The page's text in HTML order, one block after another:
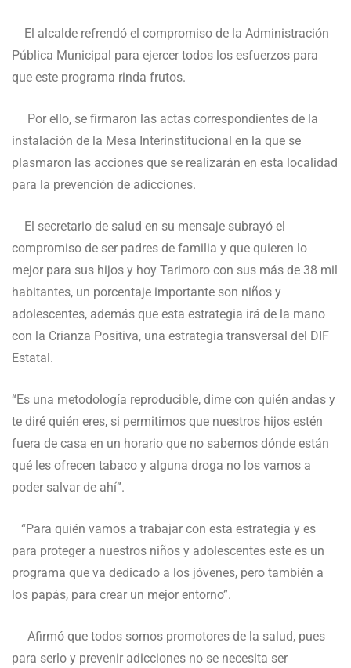
El alcalde refrendó el compromiso de la Administración
Pública Municipal para ejercer todos los esfuerzos para
que este programa rinda frutos.
Por ello, se firmaron las actas correspondientes de la
instalación de la Mesa Interinstitucional en la que se
plasmaron las acciones que se realizarán en esta localidad
para la prevención de adicciones.
El secretario de salud en su mensaje subrayó el
compromiso de ser padres de familia y que quieren lo
mejor para sus hijos y hoy Tarimoro con sus más de 38 mil
habitantes, un porcentaje importante son niños y
adolescentes, además que esta estrategia irá de la mano
con la Crianza Positiva, una estrategia transversal del DIF
Estatal.
“Es una metodología reproducible, dime con quién andas y
te diré quién eres, si permitimos que nuestros hijos estén
fuera de casa en un horario que no sabemos dónde están
qué les ofrecen tabaco y alguna droga no los vamos a
poder salvar de ahí”.
“Para quién vamos a trabajar con esta estrategia y es
para proteger a nuestros niños y adolescentes este es un
programa que va dedicado a los jóvenes, pero también a
los papás, para crear un mejor entorno”.
Afirmó que todos somos promotores de la salud, pues
para serlo y prevenir adicciones no se necesita ser